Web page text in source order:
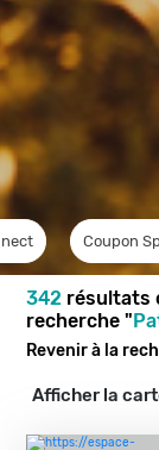
Coupon
342 résultats
recherche "
Revenir à la
Afficher la